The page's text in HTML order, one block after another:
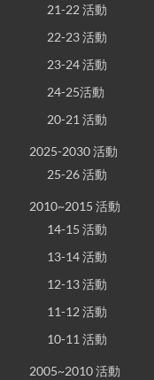
21-22 活動
22-23 活動
23-24 活動
24-25活動
20-21 活動
2025-2030 活動
25-26 活動
2010~2015 活動
14-15 活動
13-14 活動
12-13 活動
11-12 活動
10-11 活動
2005~2010 活動